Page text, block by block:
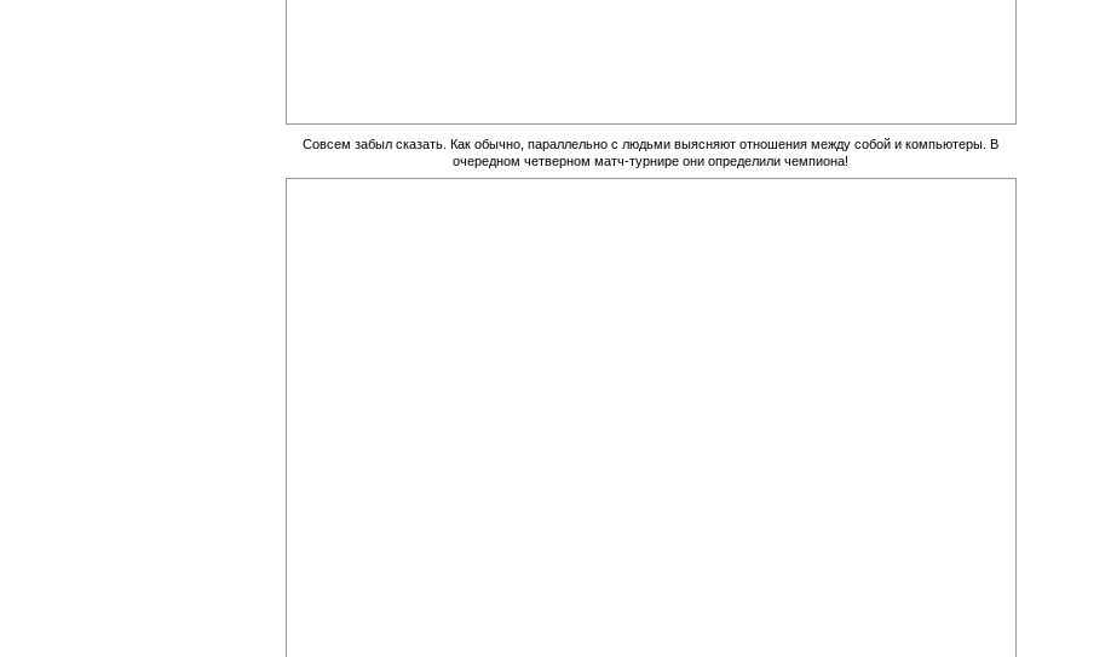
Совсем забыл сказать. Как обычно, параллельно с людьми выясняют отношения между собой и компьютеры. В
очередном четверном матч-турнире они определили чемпиона!